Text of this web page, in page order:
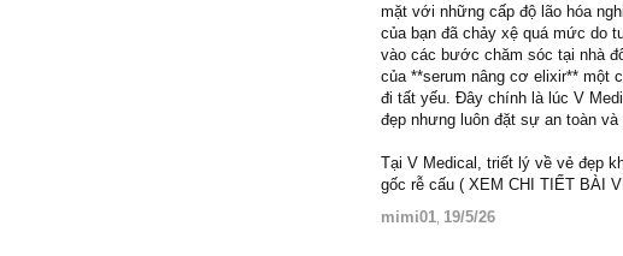
mặt với những cấp độ lão hóa
của bạn đã chảy xệ quá mức do
vào các bước chăm sóc tại nhà
của **serum nâng cơ elixir** một
đi tất yếu. Đây chính là lúc V
đẹp nhưng luôn đặt sự an toàn
Tại V Medical, triết lý về vẻ đẹp
gốc rễ cấu ( XEM CHI TIẾT BÀI
mimi01 19/5/26